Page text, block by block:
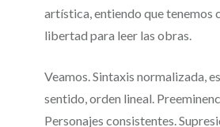
artística, entiendo que tenemos
libertad para leer las obras.
Veamos. Sintaxis normalizada,
sentido, orden lineal.
Personajes consistentes.